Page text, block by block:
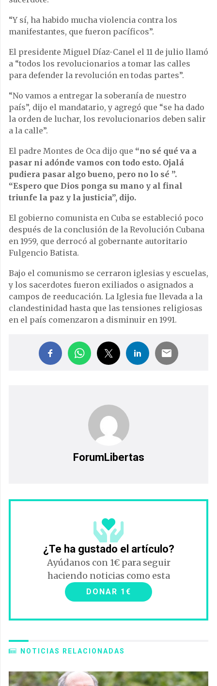
“Y sí, ha habido mucha violencia contra los
manifestantes, que fueron pacíficos”.
El presidente Miguel Díaz-Canel el 11 de julio llamó
a “todos los revolucionarios a tomar las calles
para defender la revolución en todas partes”.
“No vamos a entregar la soberanía de nuestro
país”, dijo el mandatario, y agregó que “se ha dado
la orden de luchar, los revolucionarios deben salir
a la calle”.
El padre Montes de Oca dijo que “no sé qué va a
pasar ni adónde vamos con todo esto. Ojalá
pudiera pasar algo bueno, pero no lo sé ”.
“Espero que Dios ponga su mano y al final
triunfe la paz y la justicia”, dijo.
El gobierno comunista en Cuba se estableció poco
después de la conclusión de la Revolución Cubana
en 1959, que derrocó al gobernante autoritario
Fulgencio Batista.
Bajo el comunismo se cerraron iglesias y escuelas,
y los sacerdotes fueron exiliados o asignados a
campos de reeducación. La Iglesia fue llevada a la
clandestinidad hasta que las tensiones religiosas
en el país comenzaron a disminuir en 1991.
ForumLibertas
¿Te ha gustado el artículo?
Ayúdanos con 1€ para seguir
haciendo noticias como esta
DONAR 1€
NOTICIAS RELACIONADAS